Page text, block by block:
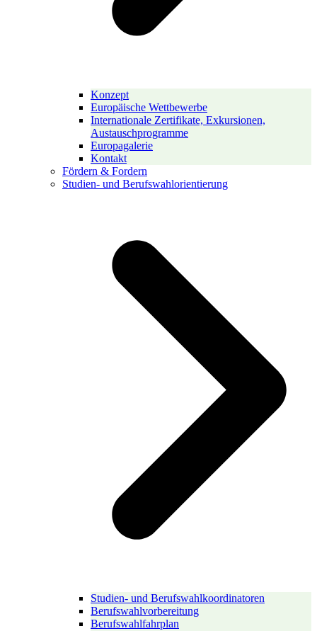
Konzept
Europäische Wettbewerbe
Internationale Zertifikate, Exkursionen,
Austauschprogramme
Europagalerie
Kontakt
Fördern & Fordern
Studien- und Berufswahlorientierung
Studien- und Berufswahlkoordinatoren
Berufswahlvorbereitung
Berufswahlfahrplan